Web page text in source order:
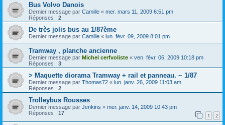
Bus Volvo Danois
Dernier message par Camille « mer. mars 11, 2009 6:51 pm
Réponses : 2
De très jolis bus au 1/87ème
Dernier message par Camille « lun. févr. 09, 2009 8:01 pm
Tramway , planche ancienne
Dernier message par Michel cerfvoliste « ven. févr. 06, 2009 10:18 pm
Réponses : 3
> Maquette diorama Tramway + rail et panneau. ~ 1/87
Dernier message par Thomas72 « lun. janv. 26, 2009 11:03 am
Réponses : 2
Trolleybus Rousses
Dernier message par Jenkins « mer. janv. 14, 2009 10:43 pm
Réponses : 17 1 2